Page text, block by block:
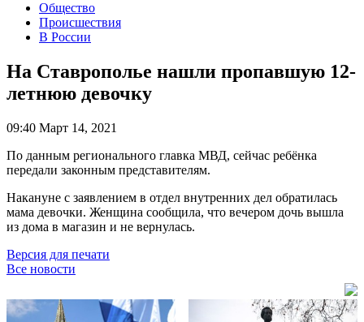
Общество
Происшествия
В России
На Ставрополье нашли пропавшую 12-
летнюю девочку
09:40 Март 14, 2021
По данным регионального главка МВД, сейчас ребёнка
передали законным представителям.
Накануне с заявлением в отдел внутренних дел обратилась
мама девочки. Женщина сообщила, что вечером дочь вышла
из дома в магазин и не вернулась.
Версия для печати
Все новости